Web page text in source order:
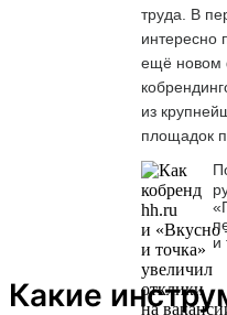
труда. В
интересно
ещё новом
из
площадок
и
Какие